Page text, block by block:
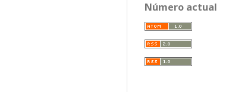
Número actual